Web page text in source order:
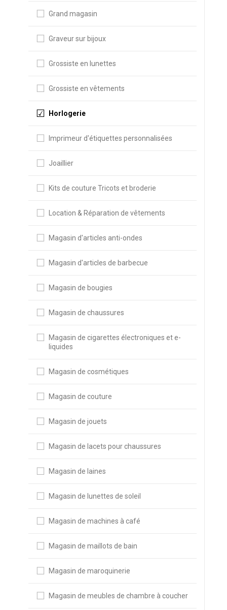
Grand magasin
Graveur sur bijoux
Grossiste en lunettes
Grossiste en vêtements
Horlogerie
Imprimeur d'étiquettes personnalisées
Joaillier
Kits de couture Tricots et broderie
Location & Réparation de vêtements
Magasin d'articles anti-ondes
Magasin d'articles de barbecue
Magasin de bougies
Magasin de chaussures
Magasin de cigarettes électroniques et e-
liquides
Magasin de cosmétiques
Magasin de couture
Magasin de jouets
Magasin de lacets pour chaussures
Magasin de laines
Magasin de lunettes de soleil
Magasin de machines à café
Magasin de maillots de bain
Magasin de maroquinerie
Magasin de meubles de chambre à coucher